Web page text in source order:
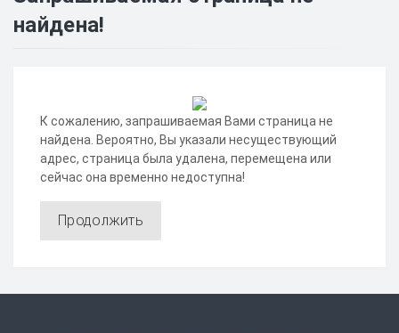
найдена!
К сожалению, запрашиваемая Вами страница не
найдена. Вероятно, Вы указали несуществующий
адрес, страница была удалена, перемещена или
сейчас она временно недоступна!
Продолжить